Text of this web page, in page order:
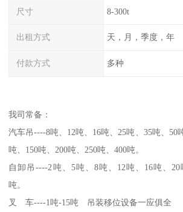
尺寸 8-300t
出租方式 天，月，季度，年
付款方式 多种
我司常备：
汽车吊----8吨、12吨、16吨、25吨、35吨、50
吨、150吨、200吨、250吨、400吨。
自卸吊----2吨、5吨、8吨、12吨、16吨、
吨。
叉 车----1吨-15吨 吊装移位设备一应俱全